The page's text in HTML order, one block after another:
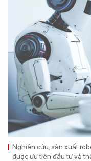
Nghiên cứu, sản xuất
được ưu tiên đầu tư và